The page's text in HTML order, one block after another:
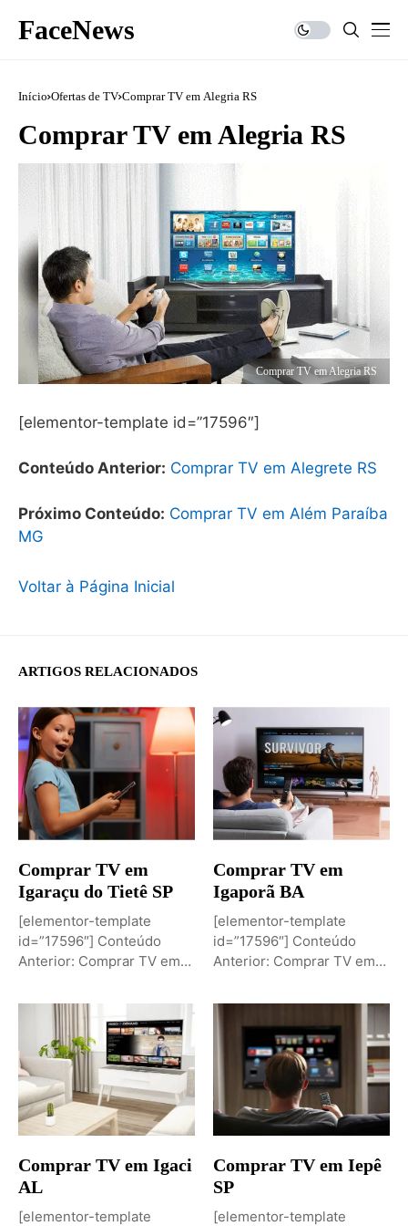
FaceNews
Início Ofertas de TV Comprar TV em Alegria RS
Comprar TV em Alegria RS
Comprar TV em Alegria RS
[elementor-template id=”17596″]
Conteúdo Anterior: Comprar TV em Alegrete RS
Próximo Conteúdo: Comprar TV em Além Paraíba
MG
Voltar à Página Inicial
ARTIGOS RELACIONADOS
Comprar TV em
Igaraçu do Tietê SP
[elementor-template
id=”17596″] Conteúdo
Anterior: Comprar TV em
Conteúdo: Sobremesa de...
Comprar TV em
Igaporã BA
[elementor-template
id=”17596″] Conteúdo
Anterior: Comprar TV em
Comprar TV...
Comprar TV em Igaci
AL
[elementor-template
Comprar TV em Iepê
SP
[elementor-template